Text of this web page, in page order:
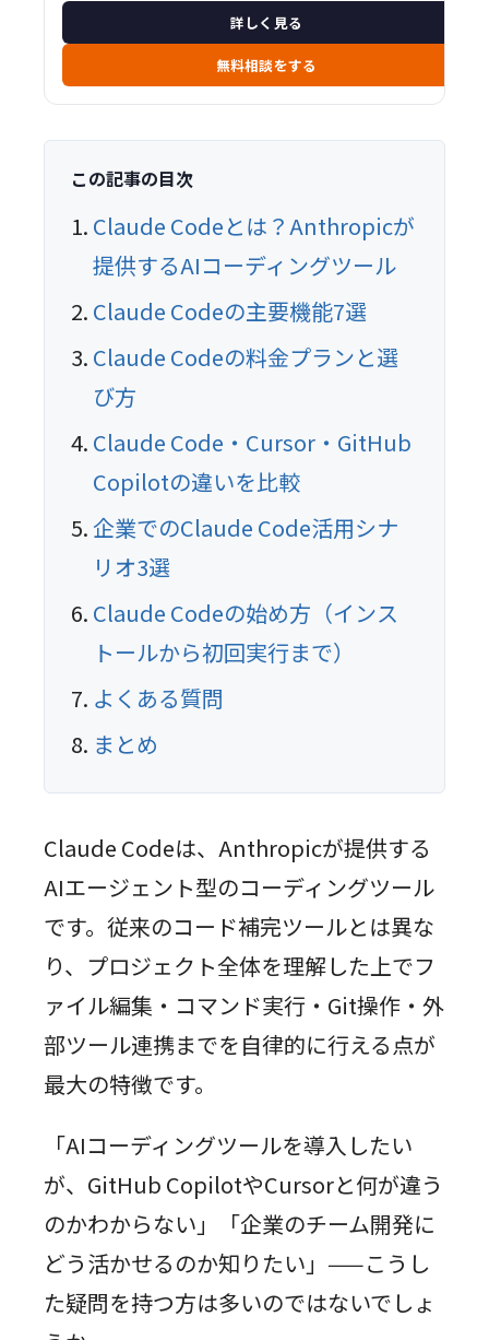
詳しく見る
無料相談をする
この記事の目次
Claude Codeとは？Anthropicが
提供するAIコーディングツール
Claude Codeの主要機能7選
Claude Codeの料金プランと選
び方
Claude Code・Cursor・GitHub
Copilotの違いを比較
企業でのClaude Code活用シナ
リオ3選
Claude Codeの始め方（インス
トールから初回実行まで）
よくある質問
まとめ
Claude Codeは、Anthropicが提供する
AIエージェント型のコーディングツール
です。従来のコード補完ツールとは異な
り、プロジェクト全体を理解した上でフ
ァイル編集・コマンド実行・Git操作・外
部ツール連携までを自律的に行える点が
最大の特徴です。
「AIコーディングツールを導入したい
が、GitHub CopilotやCursorと何が違う
のかわからない」「企業のチーム開発に
どう活かせるのか知りたい」——こうし
た疑問を持つ方は多いのではないでしょ